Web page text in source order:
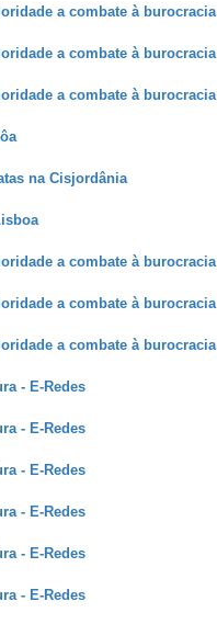
a combate à burocracia
a combate à burocracia
a combate à burocracia
na Cisjordânia
a combate à burocracia
a combate à burocracia
a combate à burocracia
- E-Redes
- E-Redes
- E-Redes
- E-Redes
- E-Redes
- E-Redes